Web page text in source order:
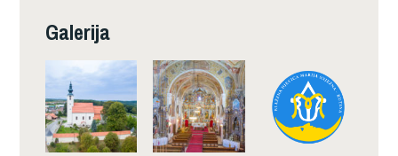
Galerija